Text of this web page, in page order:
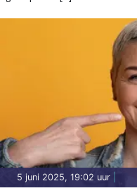
5 juni 2025, 19:02 uur